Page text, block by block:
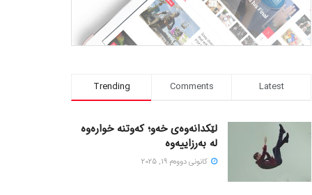
Trending Comments Latest
لێکدانەوەی خەو؛ کەوتنە خوارەوە
لە بەرزاییەوە
كانونی دووه‌م 19, 2025